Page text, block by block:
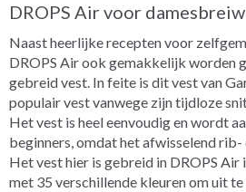
DROPS Air voor
Naast heerlijke recepten voor
DROPS Air ook gemakkelijk worden
gebreid vest. In feite is dit vest van
populair vest vanwege zijn tijdloze
Het vest is heel eenvoudig en wordt
beginners, omdat het afwisselend
Het vest hier is gebreid in DROPS Air
met 35 verschillende kleuren om uit